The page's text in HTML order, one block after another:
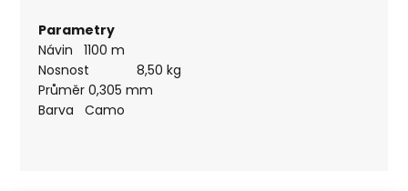
Parametry
Návin 1100 m
Nosnost 8,50 kg
Průměr 0,305 mm
Barva Camo